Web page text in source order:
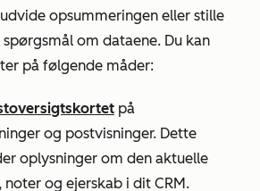
opsummeringen eller stille
spørgsmål om dataene. Du kan
på følgende måder:
på
og postvisninger. Dette
oplysninger om den aktuelle
og ejerskab i dit CRM.